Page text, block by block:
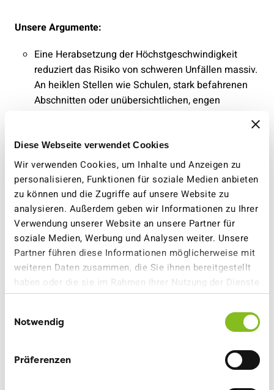
Diese Webseite verwendet Cookies
Wir verwenden Cookies, um Inhalte und Anzeigen zu
personalisieren, Funktionen für soziale Medien anbieten
zu können und die Zugriffe auf unsere Website zu
analysieren. Außerdem geben wir Informationen zu Ihrer
Verwendung unserer Website an unsere Partner für
soziale Medien, Werbung und Analysen weiter. Unsere
Partner führen diese Informationen möglicherweise mit
weiteren Daten zusammen, die Sie ihnen bereitgestellt
haben oder die sie im Rahmen Ihrer Nutzung der Dienste
gesammelt haben.
Notwendig
Präferenzen
Unsere Argumente:
Eine Herabsetzung der Höchstgeschwindigkeit
reduziert das Risiko von schweren Unfällen massiv.
An heiklen Stellen wie Schulen, stark befahrenen
Abschnitten oder unübersichtlichen, engen
um den Verkehr sicherer zu machen und Unfälle zu
vermeiden.
Lärm macht krank. Strassenverkehrslärm ist die
häufigste Lärmquelle. Mit der Herabsetzung von
Höchstgeschwindigkeiten kann an besonders
belasteten Orten rasch und günstig eine grosse
Steigerung der Lebensqualität erreicht werden.
Die Gemeinden kennen die Verkehrssituation vor
Ort am besten. Es macht keinen Sinn, dass der
Kanton von oben herab Verbote für Gemeinden
Gemeindestrassen erster Klasse – also Strassen,
unterhalten werden.